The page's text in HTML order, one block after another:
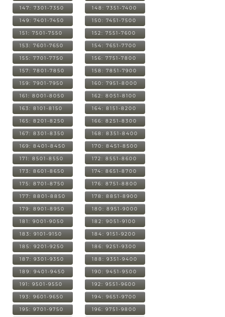
147: 7301-7350 148: 7351-7400
149: 7401-7450 150: 7451-7500
151: 7501-7550 152: 7551-7600
153: 7601-7650 154: 7651-7700
155: 7701-7750 156: 7751-7800
157: 7801-7850 158: 7851-7900
159: 7901-7950 160: 7951-8000
161: 8001-8050 162: 8051-8100
163: 8101-8150 164: 8151-8200
165: 8201-8250 166: 8251-8300
167: 8301-8350 168: 8351-8400
169: 8401-8450 170: 8451-8500
171: 8501-8550 172: 8551-8600
173: 8601-8650 174: 8651-8700
175: 8701-8750 176: 8751-8800
177: 8801-8850 178: 8851-8900
179: 8901-8950 180: 8951-9000
181: 9001-9050 182: 9051-9100
183: 9101-9150 184: 9151-9200
185: 9201-9250 186: 9251-9300
187: 9301-9350 188: 9351-9400
189: 9401-9450 190: 9451-9500
191: 9501-9550 192: 9551-9600
193: 9601-9650 194: 9651-9700
195: 9701-9750 196: 9751-9800